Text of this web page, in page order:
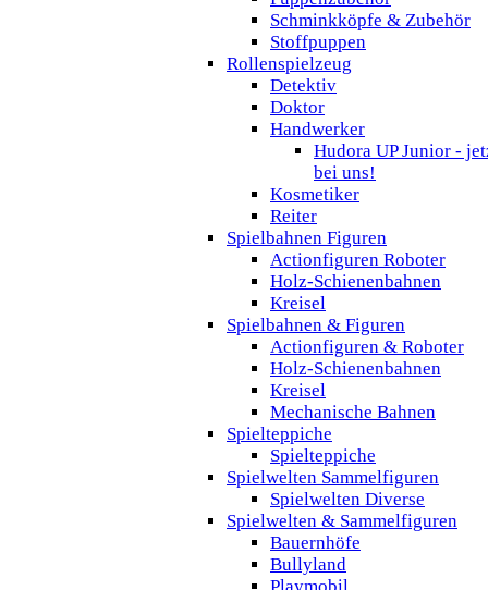
Schminkköpfe & Zubehör
Stoffpuppen
Rollenspielzeug
Detektiv
Doktor
Handwerker
Hudora UP Junior -
bei uns!
Kosmetiker
Reiter
Spielbahnen Figuren
Actionfiguren Roboter
Holz-Schienenbahnen
Kreisel
Spielbahnen & Figuren
Actionfiguren & Roboter
Holz-Schienenbahnen
Kreisel
Mechanische Bahnen
Spielteppiche
Spielteppiche
Spielwelten Sammelfiguren
Spielwelten Diverse
Spielwelten & Sammelfiguren
Bauernhöfe
Bullyland